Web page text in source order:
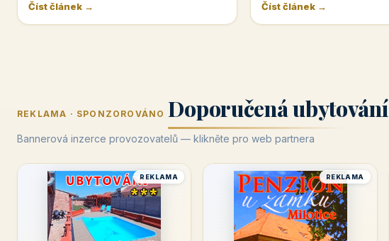
Číst článek → Číst článek →
REKLAMA · SPONZOROVÁNO Doporučená ubytování
Bannerová inzerce provozovatelů — klikněte pro web partnera
REKLAMA REKLAMA